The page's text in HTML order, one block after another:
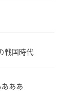
戦国時代
ああ